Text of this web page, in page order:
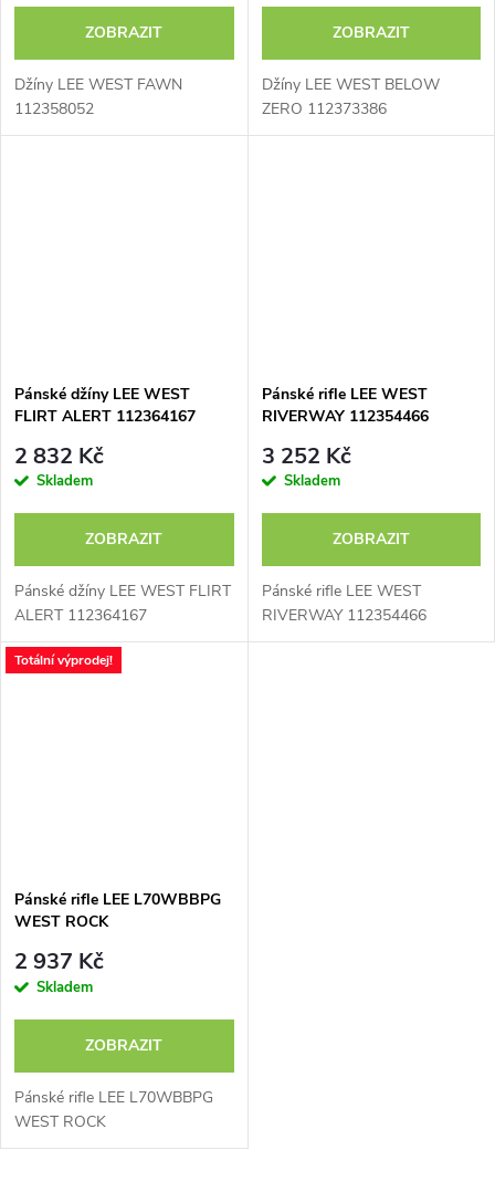
ZOBRAZIT
Džíny LEE WEST FAWN
112358052
ZOBRAZIT
Džíny LEE WEST BELOW
ZERO 112373386
Pánské džíny LEE WEST
FLIRT ALERT 112364167
2 832 Kč
Skladem
ZOBRAZIT
Pánské džíny LEE WEST FLIRT
ALERT 112364167
Pánské rifle LEE WEST
RIVERWAY 112354466
3 252 Kč
Skladem
ZOBRAZIT
Pánské rifle LEE WEST
RIVERWAY 112354466
Totální výprodej!
Pánské rifle LEE L70WBBPG
WEST ROCK
2 937 Kč
Skladem
ZOBRAZIT
Pánské rifle LEE L70WBBPG
WEST ROCK